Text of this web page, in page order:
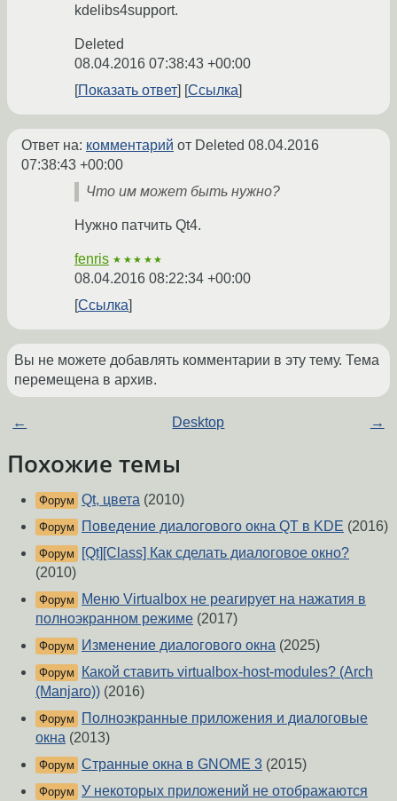
kdelibs4support.
Deleted
08.04.2016 07:38:43 +00:00
Показать ответ
Ссылка
Ответ на: комментарий от Deleted 08.04.2016
07:38:43 +00:00
Что им может быть нужно?
Нужно патчить Qt4.
fenris ★★★★★
08.04.2016 08:22:34 +00:00
Ссылка
Вы не можете добавлять комментарии в эту тему. Тема
перемещена в архив.
← Desktop →
Похожие темы
Форум Qt, цвета (2010)
Форум Поведение диалогового окна QT в KDE (2016)
Форум
[Qt][Class] Как сделать диалоговое окно?
(2010)
Форум
Меню Virtualbox не реагирует на нажатия в
полноэкранном режиме (2017)
Форум Изменение диалогового окна (2025)
Форум
Какой ставить virtualbox-host-modules? (Arch
(Manjaro)) (2016)
Форум
Полноэкранные приложения и диалоговые
окна (2013)
Форум Странные окна в GNOME 3 (2015)
Форум У некоторых приложений не отображаются